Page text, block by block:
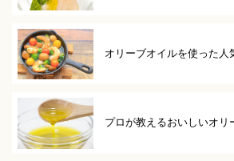
オリーブオイルを使った人
プロが教えるおいしいオリ